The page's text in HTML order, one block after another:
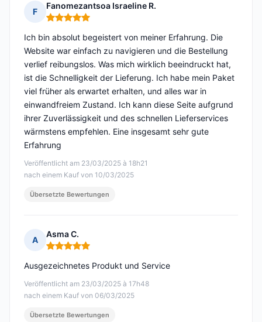
F
Fanomezantsoa Israeline R.
Hinweis: 5 von 5
Veröffentlicht am 23/03/2025 à 18h21
nach einem Kauf von 10/03/2025
Ich bin absolut begeistert von meiner Erfahrung. Die
Website war einfach zu navigieren und die Bestellung
verlief reibungslos. Was mich wirklich beeindruckt hat,
ist die Schnelligkeit der Lieferung. Ich habe mein Paket
viel früher als erwartet erhalten, und alles war in
einwandfreiem Zustand. Ich kann diese Seite aufgrund
ihrer Zuverlässigkeit und des schnellen Lieferservices
wärmstens empfehlen. Eine insgesamt sehr gute
Erfahrung
Übersetzte Bewertungen
A
Asma C.
Hinweis: 5 von 5
Veröffentlicht am 23/03/2025 à 17h48
nach einem Kauf von 06/03/2025
Ausgezeichnetes Produkt und Service
Übersetzte Bewertungen